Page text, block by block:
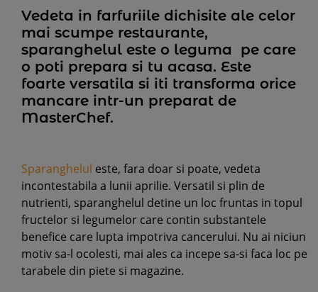
Vedeta in farfuriile dichisite ale celor
mai scumpe restaurante,
sparanghelul este o leguma pe care
o poti prepara si tu acasa. Este
foarte versatila si iti transforma orice
mancare intr-un preparat de
MasterChef.
Sparanghelul este, fara doar si poate, vedeta
incontestabila a lunii aprilie. Versatil si plin de
nutrienti, sparanghelul detine un loc fruntas in topul
fructelor si legumelor care contin substantele
benefice care lupta impotriva cancerului. Nu ai niciun
motiv sa-l ocolesti, mai ales ca incepe sa-si faca loc pe
tarabele din piete si magazine.